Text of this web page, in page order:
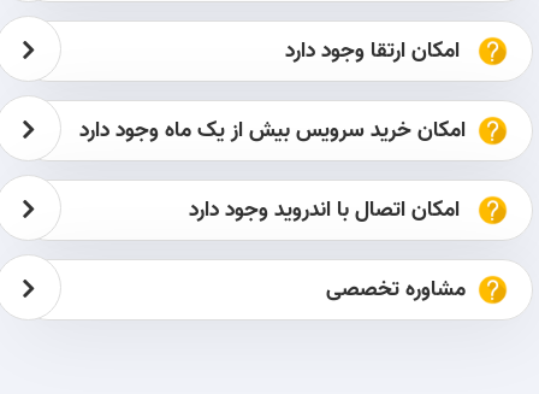
امکان ارتقا وجود دارد
امکان خرید سرویس بیش از یک ماه وجود دارد
امکان اتصال با اندروید وجود دارد
مشاوره تخصصی